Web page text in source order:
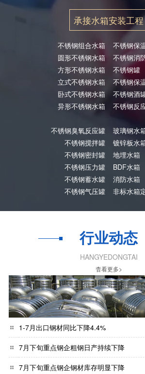
承接水箱安装工程
不锈钢组合水箱
圆形不锈钢水箱
方形不锈钢水箱
立式不锈钢水箱
卧式不锈钢水箱
异形不锈钢水箱
不锈钢臭氧反应罐
不锈钢搅拌罐
不锈钢密封罐
不锈钢压力罐
不锈钢蓄水罐
不锈钢气压罐
不锈钢保
不锈钢消
不锈钢罐
不锈钢保
不锈钢酒
不锈钢反
玻璃钢水
镀锌板水
地埋水箱
BDF水箱
消防水箱
非标水箱
行业动态
HANGYEDONGTAI
杳看更多>
1-7月出口钢材同比下降4.4%
7月下旬重点钢企粗钢日产持续下降
7月下旬重点钢企钢材库存明显下降